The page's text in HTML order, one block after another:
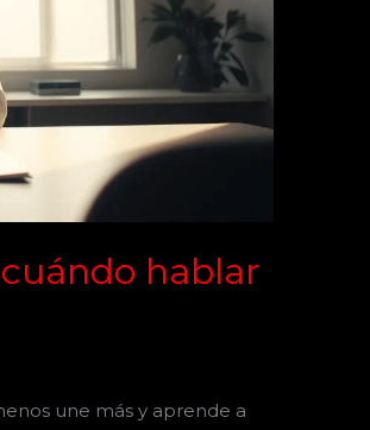
hablar
une más y aprende a